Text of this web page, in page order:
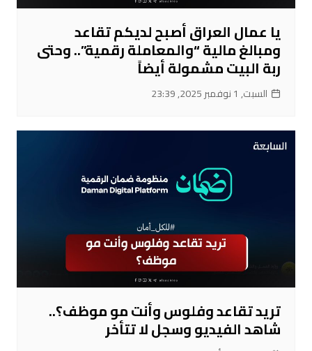
يا عمال العراق أصبح لديكم تقاعد
ومبالغ مالية “والمعاملة رقمية”.. وحتى
ربة البيت مشمولة أيضاً
السبت, 1 نوفمبر 2025, 23:39
تريد تقاعد وفلوس وأنت مو موظف؟..
شاهد الفيديو وسجل لا تتأخر